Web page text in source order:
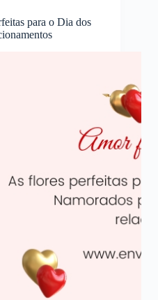
para o Dia dos